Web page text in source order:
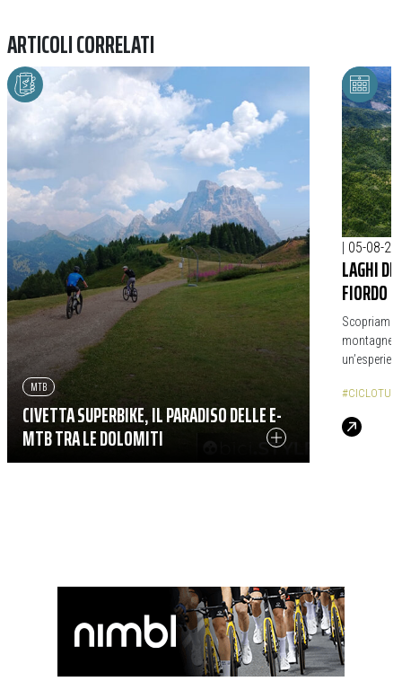
ARTICOLI CORRELATI
CIVETTA SUPERBIKE, IL PARADISO DELLE E-
MTB TRA LE DOLOMITI
MTB
| 05-08-
LAGHI
FIORDO
Scopriamo
montagne